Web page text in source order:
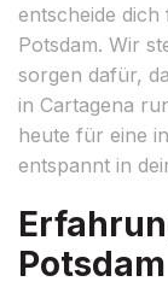
entscheide
Potsdam. Wir
sorgen dafür,
in Cartagena
heute für eine
entspannt in